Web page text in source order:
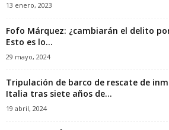
13 enero, 2023
Fofo Márquez: ¿cambiarán el delito
Esto es lo...
29 mayo, 2024
Tripulación de barco de rescate de
Italia tras siete años de...
19 abril, 2024